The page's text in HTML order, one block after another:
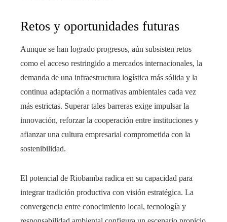
Retos y oportunidades futuras
Aunque se han logrado progresos, aún subsisten retos
como el acceso restringido a mercados internacionales, la
demanda de una infraestructura logística más sólida y la
continua adaptación a normativas ambientales cada vez
más estrictas. Superar tales barreras exige impulsar la
innovación, reforzar la cooperación entre instituciones y
afianzar una cultura empresarial comprometida con la
sostenibilidad.
El potencial de Riobamba radica en su capacidad para
integrar tradición productiva con visión estratégica. La
convergencia entre conocimiento local, tecnología y